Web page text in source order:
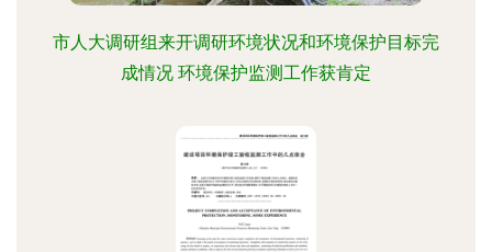
市人大调研组来开调研环境状况和环境保护目标完
成情况 环境保护监测工作获肯定